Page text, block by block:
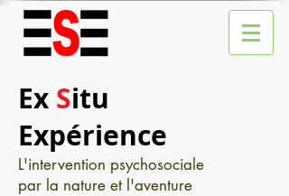
Ex Situ
Expérience
L'intervention psychosociale
par la nature et l'aventure